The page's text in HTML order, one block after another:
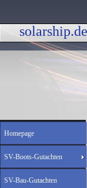
solarship.de
Homepage
SV-Boots-Gutachten
SV-Bau-Gutachten